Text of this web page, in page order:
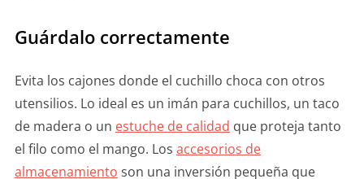
Guárdalo correctamente
Evita los cajones donde el cuchillo choca con otros
utensilios. Lo ideal es un imán para cuchillos, un taco
de madera o un estuche de calidad que proteja tanto
el filo como el mango. Los accesorios de
almacenamiento son una inversión pequeña que